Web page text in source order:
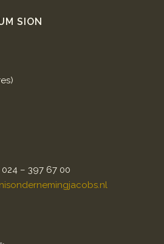
SION
– 397 67 00